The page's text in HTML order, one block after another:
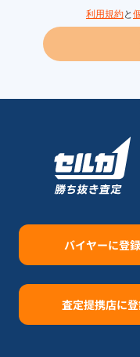
利用規約と
バイヤーに登
査定提携店に